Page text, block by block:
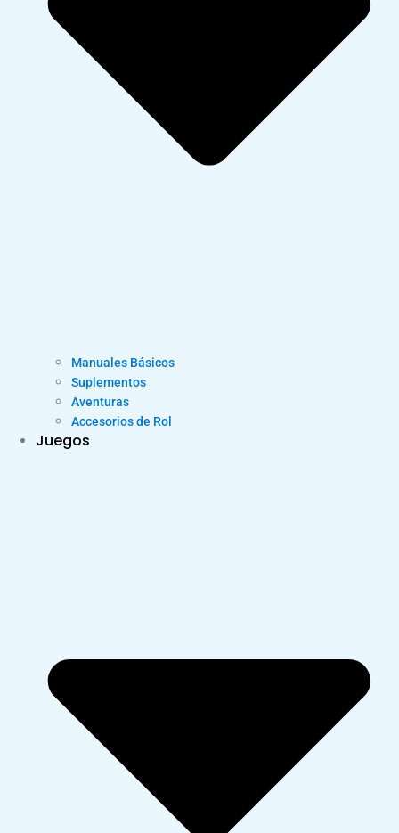
Manuales Básicos
Suplementos
Aventuras
Accesorios de Rol
Juegos